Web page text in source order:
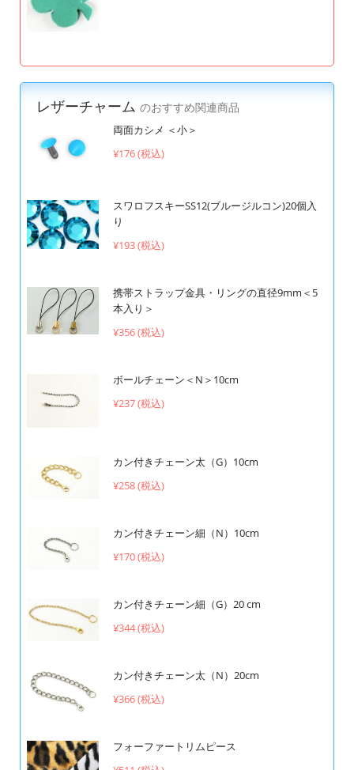
レザーチャーム のおすすめ関連商品
両面カシメ ＜小＞
¥176 (税込)
スワロフスキーSS12(ブルージルコン)20個入
り
¥193 (税込)
携帯ストラップ金具・リングの直径9mm＜5
本入り＞
¥356 (税込)
ボールチェーン＜N＞10cm
¥237 (税込)
カン付きチェーン太（G）10cm
¥258 (税込)
カン付きチェーン細（N）10cm
¥170 (税込)
カン付きチェーン細（G）20 cm
¥344 (税込)
カン付きチェーン太（N）20cm
¥366 (税込)
フォーファートリムピース